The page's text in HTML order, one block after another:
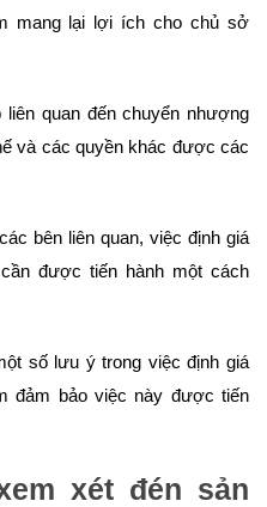
mang lại lợi ích cho chủ sở
quan đến chuyển nhượng
và các quyền khác được các
bên liên quan, việc định giá
được tiến hành một cách
số lưu ý trong việc định giá
đảm bảo việc này được tiến
xét đén sản